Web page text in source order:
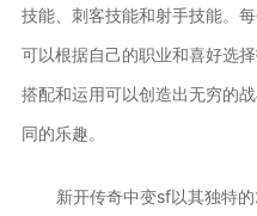
技能、刺客技能和射手技能。
可以根据自己的职业和喜好选
搭配和运用可以创造出无穷的
同的乐趣。
新开传奇中变sf以其独特